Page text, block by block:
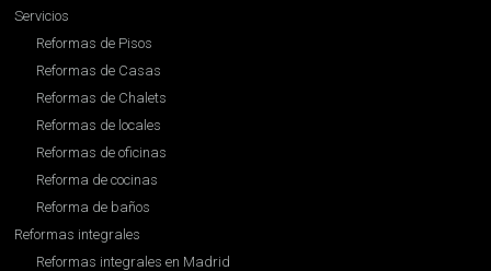
Servicios
Reformas de Pisos
Reformas de Casas
Reformas de Chalets
Reformas de locales
Reformas de oficinas
Reforma de cocinas
Reforma de baños
Reformas integrales
Reformas integrales en Madrid